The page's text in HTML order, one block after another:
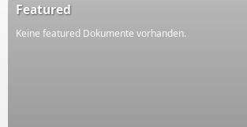
Featured
Keine featured Dokumente vorhanden.